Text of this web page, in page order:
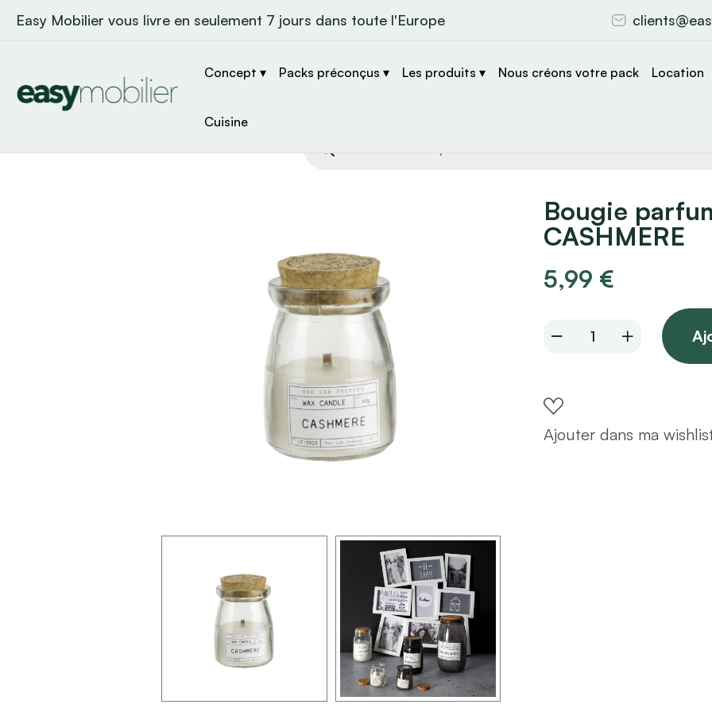
Easy Mobilier vous livre en seulement 7 jours dans toute l'Europe
Concept ▾ Packs préconçus ▾ Les produits ▾ Nous créons votre pack Location
Cuisine
de
Bougie
CASHMERE
5,99 €
Bougie
verre
H8
CASHMERE
Ajouter dans ma